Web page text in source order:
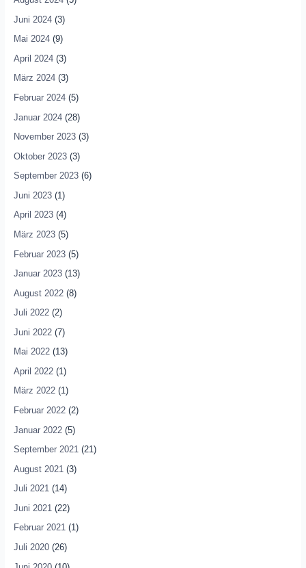
Juni 2024(3)
Mai 2024(9)
April 2024(3)
März 2024(3)
Februar 2024(5)
Januar 2024(28)
November 2023(3)
Oktober 2023(3)
September 2023(6)
Juni 2023(1)
April 2023(4)
März 2023(5)
Februar 2023(5)
Januar 2023(13)
August 2022(8)
Juli 2022(2)
Juni 2022(7)
Mai 2022(13)
April 2022(1)
März 2022(1)
Februar 2022(2)
Januar 2022(5)
September 2021(21)
August 2021 (3)
Juli 2021(14)
Juni 2021 (22)
Februar 2021(1)
Juli 2020(26)